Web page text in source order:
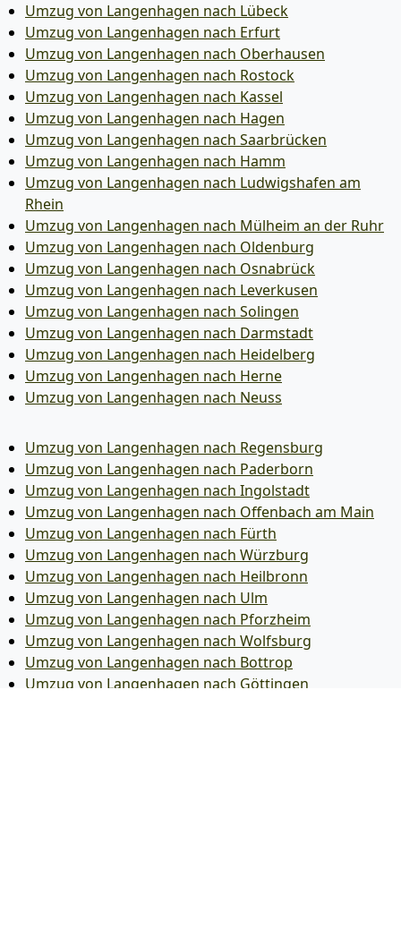
Umzug von Langenhagen nach Lübeck
Umzug von Langenhagen nach Erfurt
Umzug von Langenhagen nach Oberhausen
Umzug von Langenhagen nach Rostock
Umzug von Langenhagen nach Kassel
Umzug von Langenhagen nach Hagen
Umzug von Langenhagen nach Saarbrücken
Umzug von Langenhagen nach Hamm
Umzug von Langenhagen nach Ludwigshafen am
Rhein
Umzug von Langenhagen nach Mülheim an der Ruhr
Umzug von Langenhagen nach Oldenburg
Umzug von Langenhagen nach Osnabrück
Umzug von Langenhagen nach Leverkusen
Umzug von Langenhagen nach Solingen
Umzug von Langenhagen nach Darmstadt
Umzug von Langenhagen nach Heidelberg
Umzug von Langenhagen nach Herne
Umzug von Langenhagen nach Neuss
Umzug von Langenhagen nach Regensburg
Umzug von Langenhagen nach Paderborn
Umzug von Langenhagen nach Ingolstadt
Umzug von Langenhagen nach Offenbach am Main
Umzug von Langenhagen nach Fürth
Umzug von Langenhagen nach Würzburg
Umzug von Langenhagen nach Heilbronn
Umzug von Langenhagen nach Ulm
Umzug von Langenhagen nach Pforzheim
Umzug von Langenhagen nach Wolfsburg
Umzug von Langenhagen nach Bottrop
Umzug von Langenhagen nach Göttingen